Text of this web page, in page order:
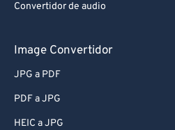
Convertidor de audio
Image Convertidor
JPG a PDF
PDF a JPG
HEIC a JPG